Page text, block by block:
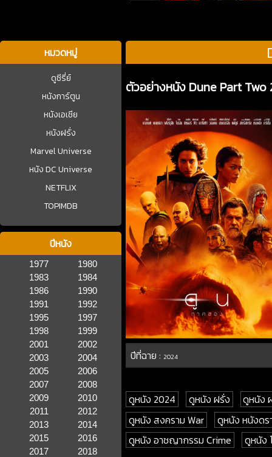
หมวดหมู่
ดูซีรี่ย์
หนังการ์ตูน
หนังเอเชีย
หนังฝรั่ง
Marvel Universe
หนัง DC Universe
NETFLIX
TOPIMDB
ปีหนัง
1977
1980
1983
1984
1986
1990
1991
1992
1995
1997
1998
1999
2001
2002
2003
2004
2005
2006
2007
2008
2009
2010
2011
2012
2013
2014
2015
2016
2017
2018
ตัวอย่างหนัง Dune Part
ปีที่ฉาย :2024
ดูหนัง 2024 ดูหนัง ฝรั่ง
ดูหนัง
ดูหนัง สงคราม War
ดูหนัง หนังดร
ดูหนัง อาชญากรรม Crime
ดูหนัง